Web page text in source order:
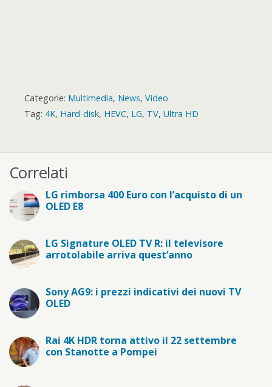
Categorie: Multimedia, News, Video
Tag: 4K, Hard-disk, HEVC, LG, TV, Ultra HD
Correlati
LG rimborsa 400 Euro con l’acquisto di un
OLED E8
LG Signature OLED TV R: il televisore
arrotolabile arriva quest’anno
Sony AG9: i prezzi indicativi dei nuovi TV
OLED
Rai 4K HDR torna attivo il 22 settembre
con Stanotte a Pompei